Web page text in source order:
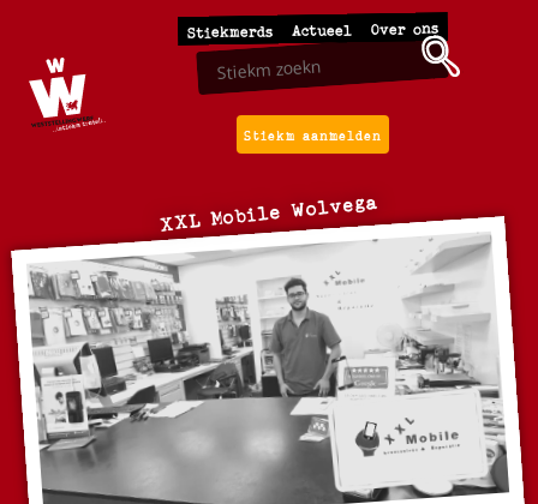
Stiekmerds Actueel Over ons
Stiekm aanmelden
XXL Mobile Wolvega